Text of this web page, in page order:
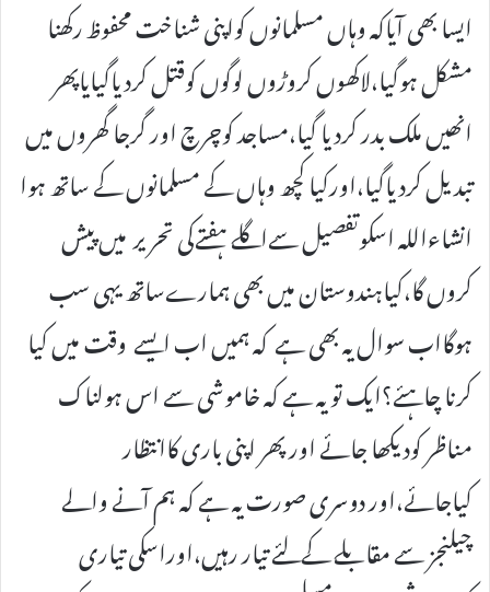
ایسا بھی آیاکہ وہاں مسلمانوں کواپنی شناخت محفوظ رکھنا
مشکل ہوگیا،لاکھوں کروڑوں لوگوں کوقتل کردیاگیایاپھر
انھیں ملک بدر کردیا گیا،مساجد کوچرچ اور گرجا گھروں میں
تبدیل کردیاگیا،اورکیاکچھ وہاں کے مسلمانوں کے ساتھ ہوا
انشاءاللہ اسکوتفصیل سےاگلے ہفتےکی تحریر میں پیش
کروں گا،کیاہندوستان میں بھی ہمارےساتھ یہی سب
ہوگااب سوال یہ بھی ہے کہ ہمیں اب ایسے وقت میں کیا
کرنا چاہئے؟ایک تویہ ہے کہ خاموشی سے اس ہولناک
مناظر کودیکھا جائے اورپھر اپنی باری کاانتظار
کیاجائے،اور دوسری صورت یہ ہے کہ ہم آنے والے
چیلنجز سے مقابلے کےلئے تیار رہیں،اوراسکی تیاری